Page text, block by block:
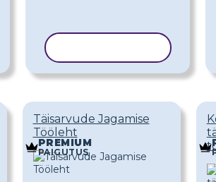
Täisarvude Jagamise
Tööleht
PREMIUM
PAIGUTUS